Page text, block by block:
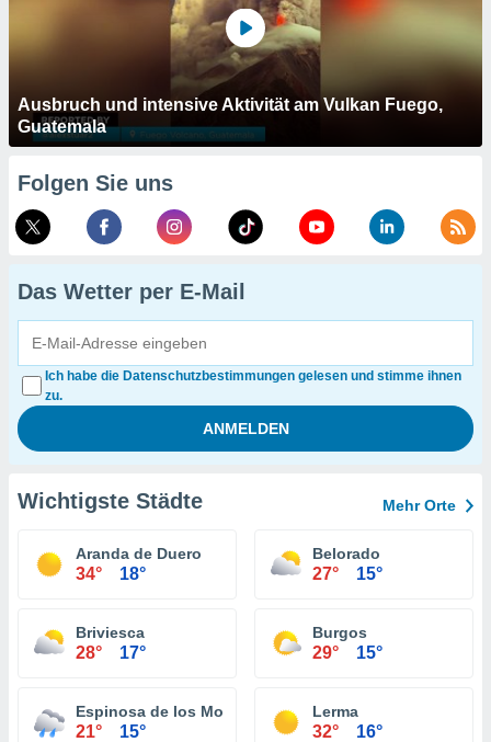
Ausbruch und intensive Aktivität am Vulkan Fuego,
Guatemala
Folgen Sie uns
Das Wetter per E-Mail
Ich habe die Datenschutzbestimmungen gelesen und stimme ihnen
zu.
Wichtigste Städte Mehr Orte
Aranda de Duero
34° 18°
Belorado
27° 15°
Briviesca
28° 17°
Burgos
29° 15°
Espinosa de los Monteros
21° 15°
Lerma
32° 16°